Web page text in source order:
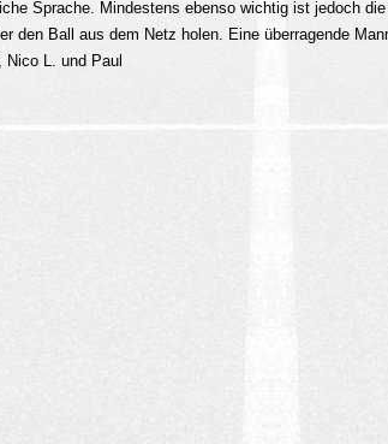
Sprache. Mindestens ebenso wichtig ist jedoch
den Ball aus dem Netz holen. Eine überragende
L. und Paul